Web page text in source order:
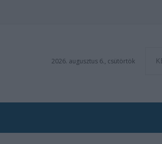
2026. augusztus 6., csütörtök